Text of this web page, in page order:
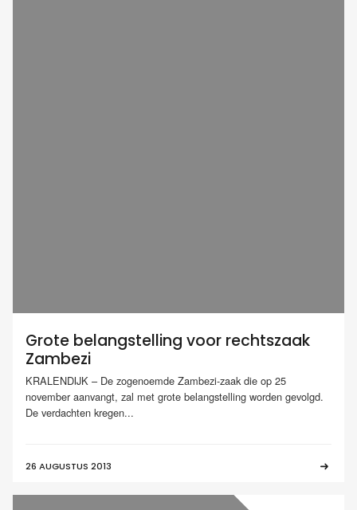
Grote belangstelling voor rechtszaak
Zambezi
KRALENDIJK – De zogenoemde Zambezi-zaak die op 25
november aanvangt, zal met grote belangstelling worden gevolgd.
De verdachten kregen...
26 AUGUSTUS 2013